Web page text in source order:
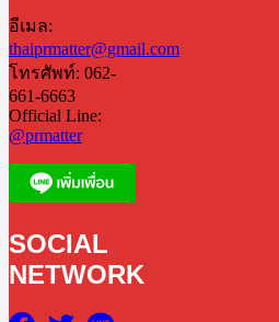
อีเมล:
thaiprmatter@gmail.com
โทรศัพท์: 062-
661-6663
Official Line:
@prmatter
SOCIAL
NETWORK